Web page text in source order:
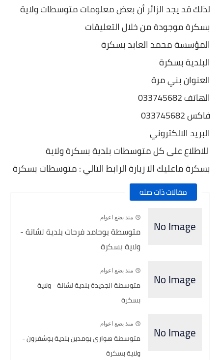
لذلك قد يجد الزائر أن بعض معلومات متوسطات ولاية
بسكرة موجودة من خلال التعليقات
المؤسسة محمد العابد بسكرة
البلدية بسكرة
العنوان بني مرة
الهاتف 033745682
فاكس 033745682
البريد الالكتروني
للاطلاع على كل متوسطات بلدية بسكرة ولاية
بسكرة ماعليك الا زيارة الرابط التالي : متوسطات بسكرة
مقالات ذات صله
منذ بضع اعوام
متوسطة بوحامد فرحات بلدية لشانة -
ولاية بسكرة
منذ بضع اعوام
متوسطة الجديدة بلدية لشانة - ولاية
بسكرة
منذ بضع اعوام
متوسطة هواري بومدين بلدية بوشقرون -
ولاية بسكرة